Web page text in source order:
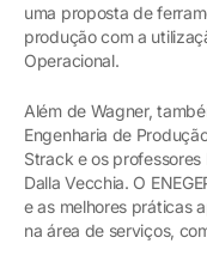
uma proposta de
produção com a
Operacional.
Além de Wagner,
Engenharia de
Strack e os
Dalla Vecchia. O
e as melhores práticas
na área de serviços,